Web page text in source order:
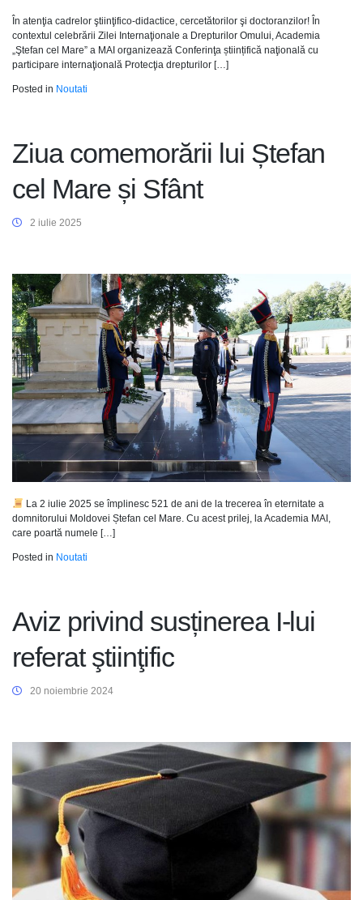
În atenţia cadrelor ştiinţifico-didactice, cercetătorilor şi doctoranzilor! În
contextul celebrării Zilei Internaţionale a Drepturilor Omului, Academia
„Ştefan cel Mare” a MAI organizează Conferinţa științifică naţională cu
participare internaţională Protecţia drepturilor […]
Posted in Noutati
Ziua comemorării lui Ștefan
cel Mare și Sfânt
2 iulie 2025
La 2 iulie 2025 se împlinesc 521 de ani de la trecerea în eternitate a
domnitorului Moldovei Ștefan cel Mare. Cu acest prilej, la Academia MAI,
care poartă numele […]
Posted in Noutati
Aviz privind susținerea I-lui
referat ştiinţific
20 noiembrie 2024